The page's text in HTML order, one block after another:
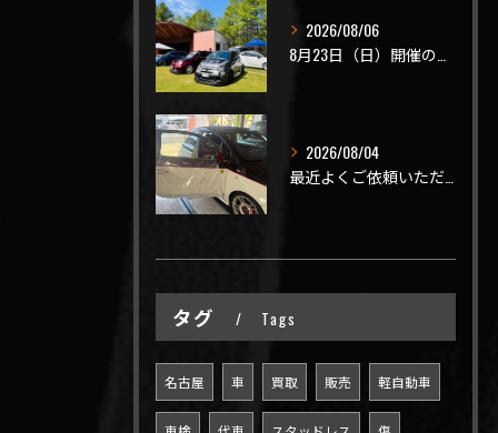
2026/08/06
2026/08/04
タグ Tags
名古屋 車 買取 販売 軽自動車